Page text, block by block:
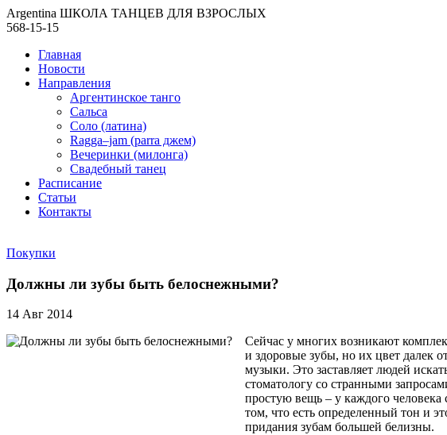
Argentina ШКОЛА ТАНЦЕВ ДЛЯ ВЗРОСЛЫХ
568-15-15
Главная
Новости
Направления
Аргентинское танго
Сальса
Соло (латина)
Ragga–jam (parra джем)
Вечеринки (милонга)
Свадебный танец
Расписание
Статьи
Контакты
Покупки
Должны ли зубы быть белоснежными?
14 Авг 2014
Сейчас у многих возникают
и здоровые зубы, но их цвет далек
музыки. Это заставляет людей
стоматологу со странными
простую вещь – у каждого
том, что есть определенный тон и
придания зубам большей белизны.